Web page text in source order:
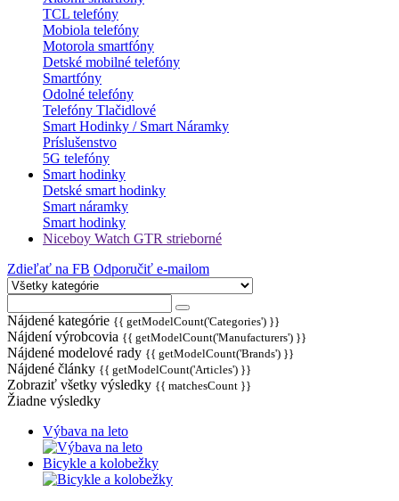
TCL telefóny
Mobiola telefóny
Motorola smartfóny
Detské mobilné telefóny
Smartfóny
Odolné telefóny
Telefóny Tlačidlové
Smart Hodinky / Smart Náramky
Príslušenstvo
5G telefóny
Smart hodinky
Detské smart hodinky
Smart náramky
Smart hodinky
Niceboy Watch GTR strieborné
Zdieľať na FB Odporučiť e-mailom
Nájdené kategórie {{ getModelCount('Categories') }}
Nájdení výrobcovia {{ getModelCount('Manufacturers') }}
Nájdené modelové rady {{ getModelCount('Brands') }}
Nájdené články {{ getModelCount('Articles') }}
Zobraziť všetky výsledky {{ matchesCount }}
Žiadne výsledky
Výbava na leto
Bicykle a kolobežky